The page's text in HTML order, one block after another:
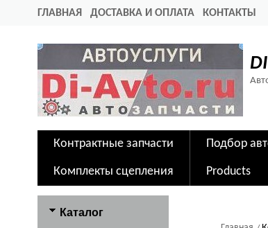
ГЛАВНАЯ ДОСТАВКА И ОПЛАТА КОНТАКТЫ
Контрактные запчасти Подбор
Комплекты сцепления Products
Каталог